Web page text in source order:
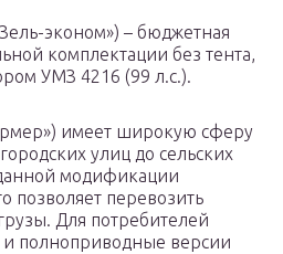
эконом») – бюджетная
комплектации без тента,
УМЗ 4216 (99 л.с.).
имеет широкую сферу
улиц до сельских
модификации
позволяет перевозить
Для потребителей
полноприводные версии